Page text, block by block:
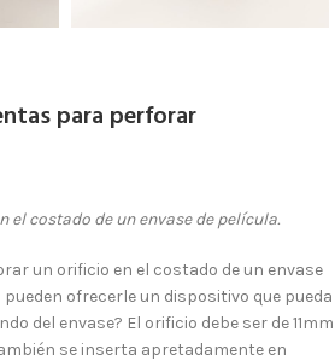
para perforar
el costado de un envase de película.
un orificio en el costado de un envase
ofrecerle un dispositivo que pueda
del envase? El orificio debe ser de 11mm
se inserta apretadamente en